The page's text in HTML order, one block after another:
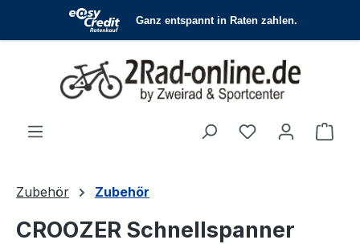
Zum Hauptinhalt springen
Du hast 0
Zubehör Zubehör
CROOZER Schnellspanner